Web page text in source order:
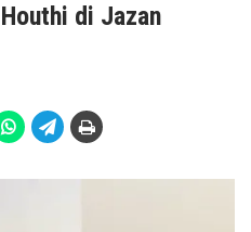
di Jazan